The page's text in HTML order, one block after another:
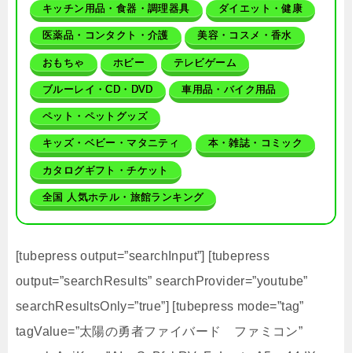
キッチン用品・食器・調理器具 ダイエット・健康
医薬品・コンタクト・介護 美容・コスメ・香水
おもちゃ ホビー テレビゲーム
ブルーレイ・CD・DVD 車用品・バイク用品
ペット・ペットグッズ
キッズ・ベビー・マタニティ 本・雑誌・コミック
カタログギフト・チケット
全国 人気ホテル・旅館ランキング
[tubepress output=”searchInput”] [tubepress
output=”searchResults” searchProvider=”youtube”
searchResultsOnly=”true”] [tubepress mode=”tag”
tagValue=”太陽の勇者ファイバード ファミコン”